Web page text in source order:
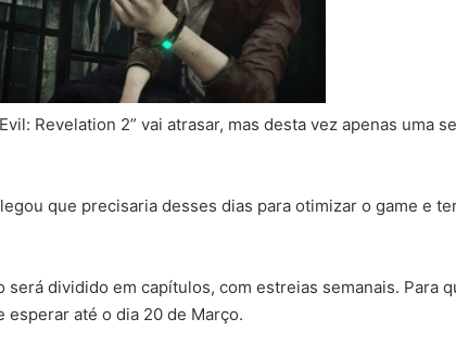
Revelation 2” vai atrasar, mas desta vez apenas uma
que precisaria desses dias para otimizar o game e
será dividido em capítulos, com estreias semanais. Para
até o dia 20 de Março.